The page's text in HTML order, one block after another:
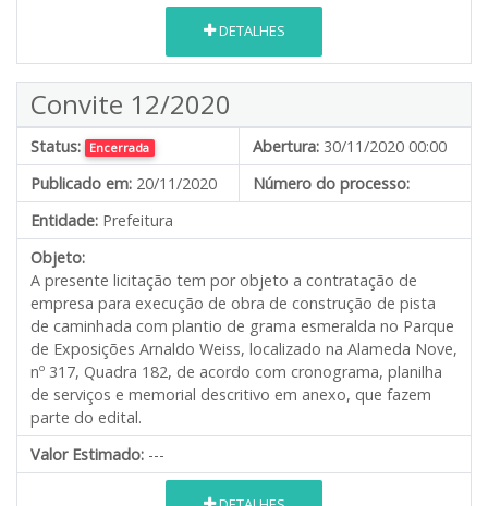
DETALHES
Convite 12/2020
Status: Encerrada Abertura: 30/11/2020 00:00
Publicado em: 20/11/2020
Número do processo:
Entidade: Prefeitura
Objeto:
A presente licitação tem por objeto a contratação de
empresa para execução de obra de construção de pista
de caminhada com plantio de grama esmeralda no Parque
de Exposições Arnaldo Weiss, localizado na Alameda Nove,
nº 317, Quadra 182, de acordo com cronograma, planilha
de serviços e memorial descritivo em anexo, que fazem
parte do edital.
Valor Estimado: ---